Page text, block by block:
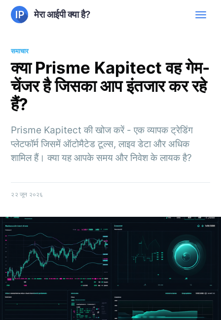
मेरा आईपी क्या है?
समाचार
क्या Prisme Kapitect वह गेम-
चेंजर है जिसका आप इंतजार कर रहे
हैं?
Prisme Kapitect की खोज करें - एक व्यापक ट्रेडिंग
प्लेटफॉर्म जिसमें ऑटोमैटेड टूल्स, लाइव डेटा और अधिक
शामिल हैं। क्या यह आपके समय और निवेश के लायक है?
२२ जून २०२६